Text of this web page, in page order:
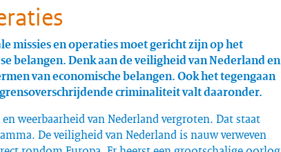
missies en operaties moet gericht zijn op het
belangen. Denk aan de veiligheid van Nederland en
van economische belangen. Ook het tegengaan
criminaliteit valt daaronder.
weerbaarheid van Nederland vergroten. Dat staat
De veiligheid van Nederland is nauw verweven